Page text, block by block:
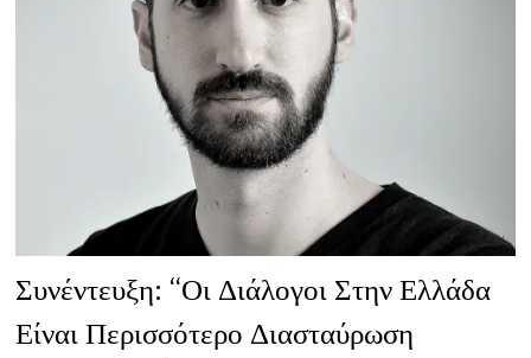
Συνέντευξη: “Οι Διάλογοι Στην Ελλάδα
Είναι Περισσότερο Διασταύρωση